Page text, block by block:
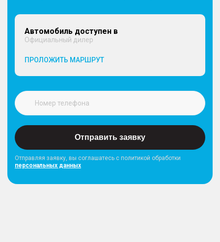
Автомобиль доступен в
Официальный дилер
ПРОЛОЖИТЬ МАРШРУТ
Отправить заявку
Отправляя заявку, вы соглашатесь с политикой обработки
персональных данных